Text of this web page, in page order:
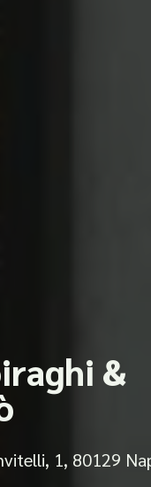
&
1, 80129